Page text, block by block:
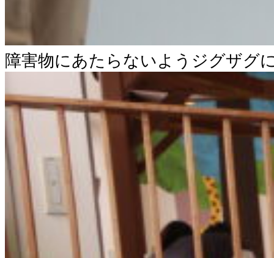
障害物にあたらないようジグザグ